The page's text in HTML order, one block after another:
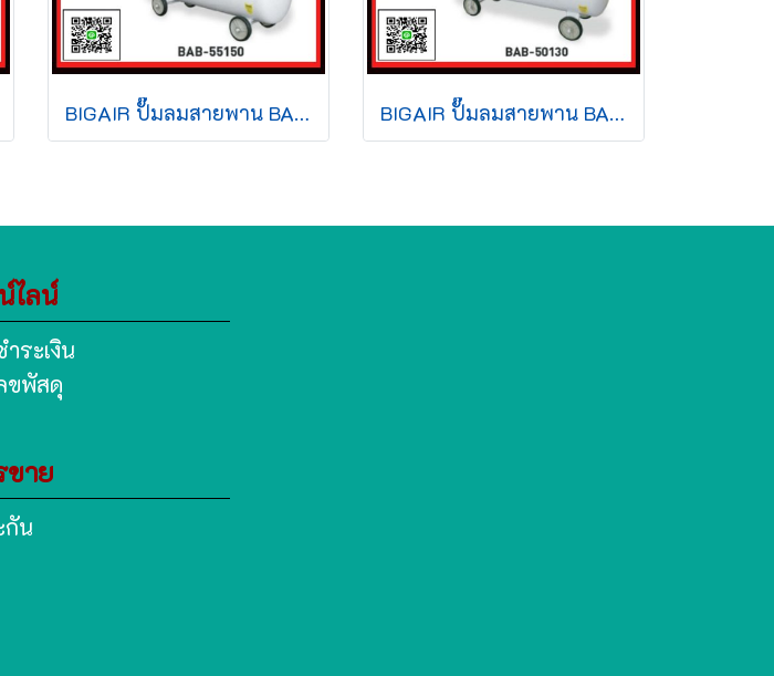
BIGAIR ปั๊มลมสายพาน BAB-55150 5.5HP 220v 150L สีขาว BIGAIR ปั๊มลมสายพาน BAB-50130 5HP 220v 130L สีขาว
ไลน์
ระเงิน
ขพัสดุ
ขาย
กัน